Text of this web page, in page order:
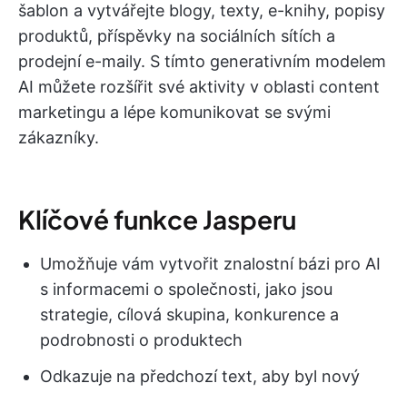
šablon a vytvářejte blogy, texty, e-knihy, popisy
produktů, příspěvky na sociálních sítích a
prodejní e-maily. S tímto generativním modelem
AI můžete rozšířit své aktivity v oblasti content
marketingu a lépe komunikovat se svými
zákazníky.
Klíčové funkce Jasperu
Umožňuje vám vytvořit znalostní bázi pro AI
s informacemi o společnosti, jako jsou
strategie, cílová skupina, konkurence a
podrobnosti o produktech
Odkazuje na předchozí text, aby byl nový